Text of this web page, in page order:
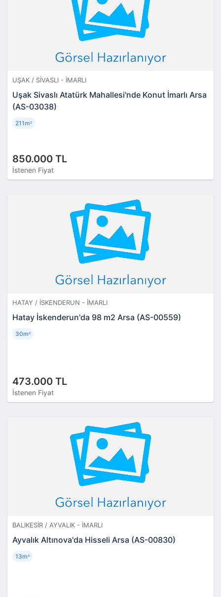
UŞAK / SIVASLI - İMARLI
Uşak Sivaslı Atatürk Mahallesi'nde Konut İmarlı Arsa
(AS-03038)
850.000 TL
İstenen Fiyat
211m²
HATAY / İSKENDERUN - İMARLI
Hatay İskenderun'da 98 m2 Arsa (AS-00559)
473.000 TL
İstenen Fiyat
30m²
BALIKESIR / AYVALIK - İMARLI
Ayvalık Altınova'da Hisseli Arsa (AS-00830)
13m²